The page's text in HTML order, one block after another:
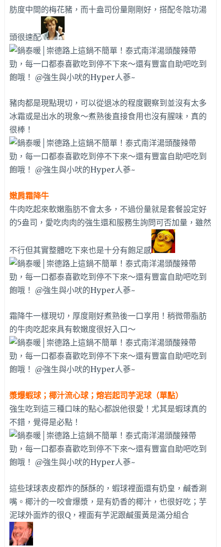
肪度中間的梅花豬，而十盎司份量剛剛好，搭配冬陰功湯
頭很速配
豬肉都是現點現切，可以從退冰的程度觀察到並沒有太多
冰霜或是出水的現象～煮熟後直接食用也沒有腥味，真的
很棒！
嫩肩霜降牛
牛肉吃起來軟嫩脂肪不會太多，不過份量就是套餐設定好
的5盎司，愛吃肉肉的強生還和服務生詢問可否加量，雖然
不行但其實整體吃下來也是十分有飽足感
霜降牛一樣現切，厚度剛好煮熟後一口享用！稍微帶脂肪
的牛肉吃起來具有軟嫩度很好入口～
漿爆蝦球；椰汁流心球；熔岩起司芋泥球（單點）
強生吃到這三種口味的點心都說他很愛！尤其是蝦球真的
不錯，覺得是必點！
這些球球表皮都炸的酥酥的，蝦球裡面還有奶皇，鹹香涮
嘴。椰汁的一咬會爆漿，是有奶香的椰汁，也很好吃；芋
泥球外面炸的很Q，裡面有芋泥跟鹹蛋黃是滿分組合